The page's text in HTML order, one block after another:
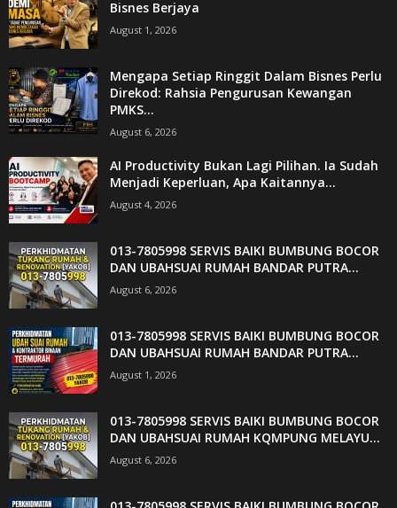
Bisnes Berjaya
August 1, 2026
Mengapa Setiap Ringgit Dalam Bisnes Perlu
Direkod: Rahsia Pengurusan Kewangan
PMKS...
August 6, 2026
AI Productivity Bukan Lagi Pilihan. Ia Sudah
Menjadi Keperluan, Apa Kaitannya...
August 4, 2026
013-7805998 SERVIS BAIKI BUMBUNG BOCOR
DAN UBAHSUAI RUMAH BANDAR PUTRA...
August 6, 2026
013-7805998 SERVIS BAIKI BUMBUNG BOCOR
DAN UBAHSUAI RUMAH BANDAR PUTRA...
August 1, 2026
013-7805998 SERVIS BAIKI BUMBUNG BOCOR
DAN UBAHSUAI RUMAH KQMPUNG MELAYU...
August 6, 2026